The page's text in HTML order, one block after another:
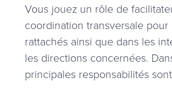
Vous jouez un rôle de
coordination transversale pour
rattachés ainsi que dans les
les directions concernées.
principales responsabilités